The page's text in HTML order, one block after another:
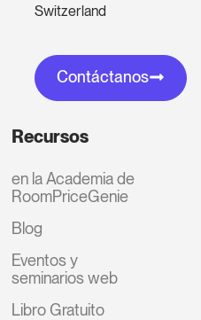
Switzerland
Contáctanos
Recursos
en la Academia de
RoomPriceGenie
Blog
Eventos y
seminarios web
Libro Gratuito